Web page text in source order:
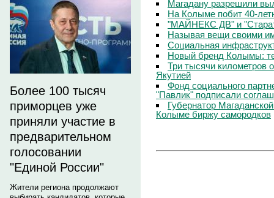
Более 100 тысяч
приморцев уже
приняли участие в
предварительном
голосовании
"Единой России"
Жители региона продолжают
Магадану разрешили
На Колыме побит 40-
"МАЙНЕКС ДВ" и
Называя вещи своими
Социальная
Новый бренд Колымы:
Три тысячи километров
Якутией
Фонд социального
"Павлик" подписали
Губернатор
Колыме биржу самородков